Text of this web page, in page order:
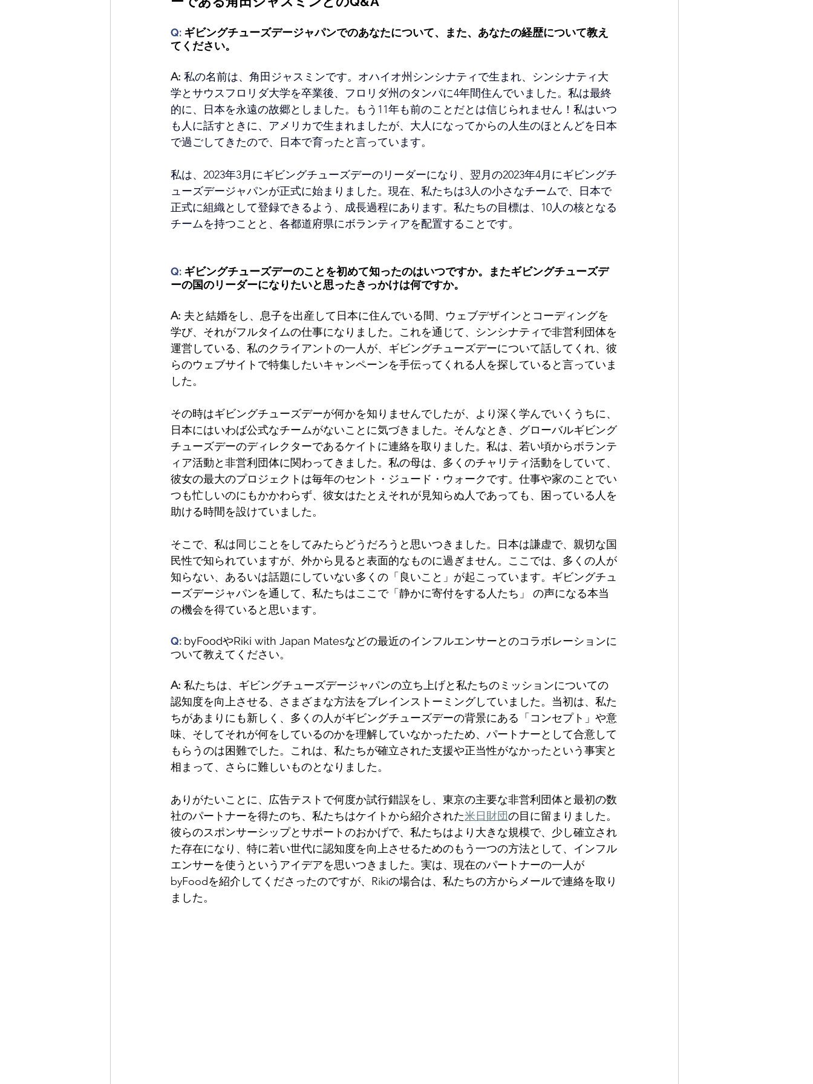
Q: ギビングチューズデージャパンでのあなたについて、また、あなたの経歴について教え
てください。
A: 私の名前は、角田ジャスミンです。オハイオ州シンシナティで生まれ、シンシナティ大
学とサウスフロリダ大学を卒業後、フロリダ州のタンパに4年間住んでいました。私は最終
的に、日本を永遠の故郷としました。もう11年も前のことだとは信じられません！私はいつ
も人に話すときに、アメリカで生まれましたが、大人になってからの人生のほとんどを日本
で過ごしてきたので、日本で育ったと言っています。
私は、2023年3月にギビングチューズデーのリーダーになり、翌月の2023年4月にギビングチ
ューズデージャパンが正式に始まりました。現在、私たちは3人の小さなチームで、日本で
正式に組織として登録できるよう、成長過程にあります。私たちの目標は、10人の核となる
チームを持つことと、各都道府県にボランティアを配置することです。
Q: ギビングチューズデーのことを初めて知ったのはいつですか。またギビングチューズデ
ーの国のリーダーになりたいと思ったきっかけは何ですか。
A: 夫と結婚をし、息子を出産して日本に住んでいる間、ウェブデザインとコーディングを
学び、それがフルタイムの仕事になりました。これを通じて、シンシナティで非営利団体を
運営している、私のクライアントの一人が、ギビングチューズデーについて話してくれ、彼
らのウェブサイトで特集したいキャンペーンを手伝ってくれる人を探していると言っていま
した。
その時はギビングチューズデーが何かを知りませんでしたが、より深く学んでいくうちに、
日本にはいわば公式なチームがないことに気づきました。そんなとき、グローバルギビング
チューズデーのディレクターであるケイトに連絡を取りました。私は、若い頃からボランテ
ィア活動と非営利団体に関わってきました。私の母は、多くのチャリティ活動をしていて、
彼女の最大のプロジェクトは毎年のセント・ジュード・ウォークです。仕事や家のことでい
つも忙しいのにもかかわらず、彼女はたとえそれが見知らぬ人であっても、困っている人を
助ける時間を設けていました。
そこで、私は同じことをしてみたらどうだろうと思いつきました。日本は謙虚で、親切な国
民性で知られていますが、外から見ると表面的なものに過ぎません。ここでは、多くの人が
知らない、あるいは話題にしていない多くの「良いこと」が起こっています。ギビングチュ
ーズデージャパンを通して、私たちはここで「静かに寄付をする人たち」 の声になる本当
の機会を得ていると思います。
Q: byFoodやRiki with Japan Matesなどの最近のインフルエンサーとのコラボレーションに
ついて教えてください。
A: 私たちは、ギビングチューズデージャパンの立ち上げと私たちのミッションについての
認知度を向上させる、さまざまな方法をブレインストーミングしていました。当初は、私た
ちがあまりにも新しく、多くの人がギビングチューズデーの背景にある「コンセプト」や意
味、そしてそれが何をしているのかを理解していなかったため、パートナーとして合意して
もらうのは困難でした。これは、私たちが確立された支援や正当性がなかったという事実と
相まって、さらに難しいものとなりました。
ありがたいことに、広告テストで何度か試行錯誤をし、東京の主要な非営利団体と最初の数
社のパートナーを得たのち、私たちはケイトから紹介された米日財団の目に留まりました。
彼らのスポンサーシップとサポートのおかげで、私たちはより大きな規模で、少し確立され
た存在になり、特に若い世代に認知度を向上させるためのもう一つの方法として、インフル
エンサーを使うというアイデアを思いつきました。実は、現在のパートナーの一人が
byFoodを紹介してくださったのですが、Rikiの場合は、私たちの方からメールで連絡を取り
ました。